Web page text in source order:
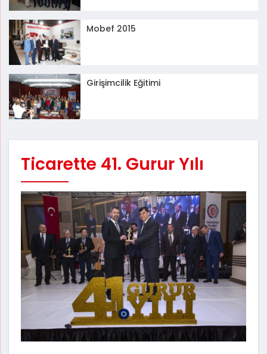
Mobef 2015
Girişimcilik Eğitimi
Ticarette 41. Gurur Yılı